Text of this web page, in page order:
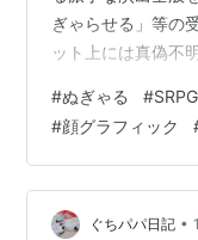
ぎゃらせる」等の
ット上には真偽不
ベント制作作業を
んでいるだけです
「RPGMakerGuild
の他にもいるか聞
一般的だろうと思
#ぬぎゃる #
#顔グラフィック
ぐちパパ日記 •